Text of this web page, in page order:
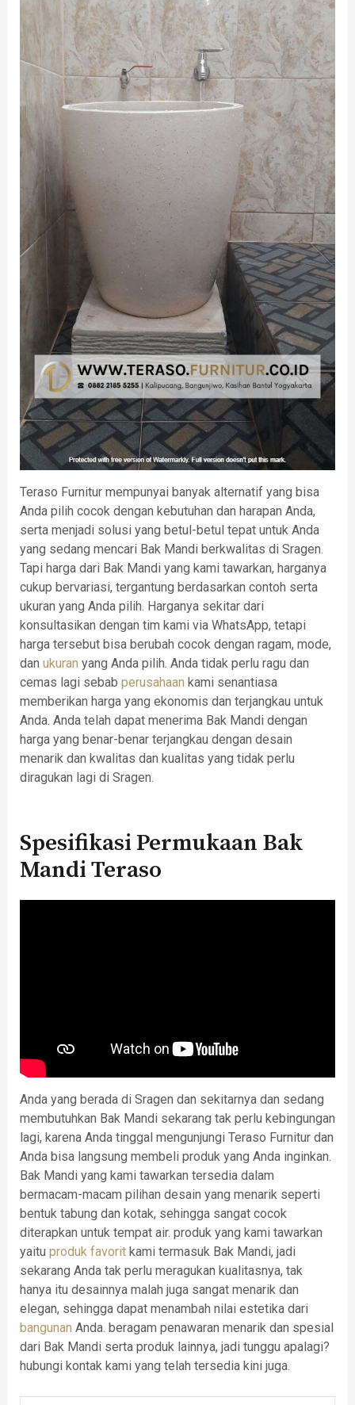
Teraso Furnitur mempunyai banyak alternatif yang bisa
Anda pilih cocok dengan kebutuhan dan harapan Anda,
serta menjadi solusi yang betul-betul tepat untuk Anda
yang sedang mencari Bak Mandi berkwalitas di Sragen.
Tapi harga dari Bak Mandi yang kami tawarkan, harganya
cukup bervariasi, tergantung berdasarkan contoh serta
ukuran yang Anda pilih. Harganya sekitar dari
konsultasikan dengan tim kami via WhatsApp, tetapi
harga tersebut bisa berubah cocok dengan ragam, mode,
dan ukuran yang Anda pilih. Anda tidak perlu ragu dan
cemas lagi sebab perusahaan kami senantiasa
memberikan harga yang ekonomis dan terjangkau untuk
Anda. Anda telah dapat menerima Bak Mandi dengan
harga yang benar-benar terjangkau dengan desain
menarik dan kwalitas dan kualitas yang tidak perlu
diragukan lagi di Sragen.
Spesifikasi Permukaan Bak
Mandi Teraso
Anda yang berada di Sragen dan sekitarnya dan sedang
membutuhkan Bak Mandi sekarang tak perlu kebingungan
lagi, karena Anda tinggal mengunjungi Teraso Furnitur dan
Anda bisa langsung membeli produk yang Anda inginkan.
Bak Mandi yang kami tawarkan tersedia dalam
bermacam-macam pilihan desain yang menarik seperti
bentuk tabung dan kotak, sehingga sangat cocok
diterapkan untuk tempat air. produk yang kami tawarkan
yaitu produk favoritkami termasuk Bak Mandi, jadi
sekarang Anda tak perlu meragukan kualitasnya, tak
hanya itu desainnya malah juga sangat menarik dan
elegan, sehingga dapat menambah nilai estetika dari
bangunan Anda. beragam penawaran menarik dan spesial
dari Bak Mandi serta produk lainnya, jadi tunggu apalagi?
hubungi kontak kami yang telah tersedia kini juga.